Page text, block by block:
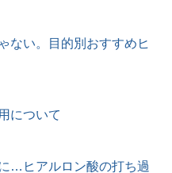
ない。目的別おすすめヒ
について
…ヒアルロン酸の打ち過